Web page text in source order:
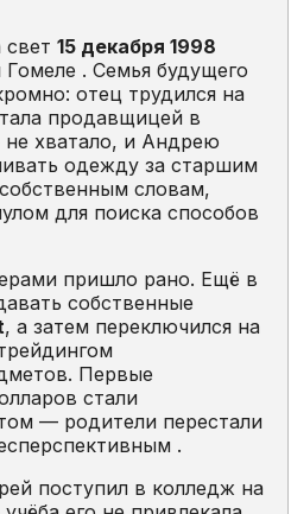
15 декабря 1998
Гомеле . Семья будущего
отец трудился на
продавщицей в
не хватало, и Андрею
одежду за старшим
словам,
для поиска способов
пришло рано. Ещё в
собственные
, а затем переключился на
Первые
стали
— родители перестали
.
поступил в колледж на